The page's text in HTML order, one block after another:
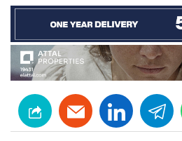
telegram
linkedin